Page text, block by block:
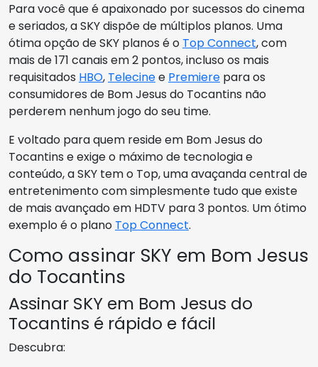
Para você que é apaixonado por sucessos do cinema
e seriados, a SKY dispõe de múltiplos planos. Uma
ótima opção de SKY planos é o Top Connect, com
mais de 171 canais em 2 pontos, incluso os mais
requisitados HBO, Telecinee Premiere para os
consumidores de Bom Jesus do Tocantins não
perderem nenhum jogo do seu time.
E voltado para quem reside em Bom Jesus do
Tocantins e exige o máximo de tecnologia e
conteúdo, a SKY tem o Top, uma avaçanda central de
entretenimento com simplesmente tudo que existe
de mais avançado em HDTV para 3 pontos. Um ótimo
exemplo é o plano Top Connect.
Como assinar SKY em Bom Jesus
do Tocantins
Assinar SKY em Bom Jesus do
Tocantins é rápido e fácil
Descubra: